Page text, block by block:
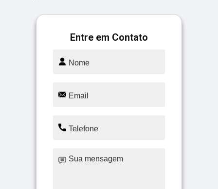
Entre em Contato